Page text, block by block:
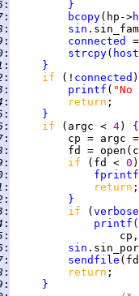
:
}
: bcopy(hp->
:
sin
: connected
: strcpy(
:
}
: if (! connected
: printf (
: return
:
}
: if (argc < 4) {
:
cp = argc
:
: if (fd < 0
:
fprintf
:
return
:
}
: if ( verbose
: printf (
:
: sin
: sendfile
: return
:
}